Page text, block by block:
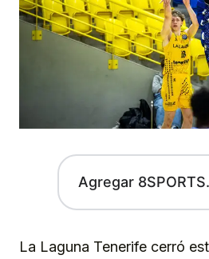
Agregar
La Laguna Tenerife cerró